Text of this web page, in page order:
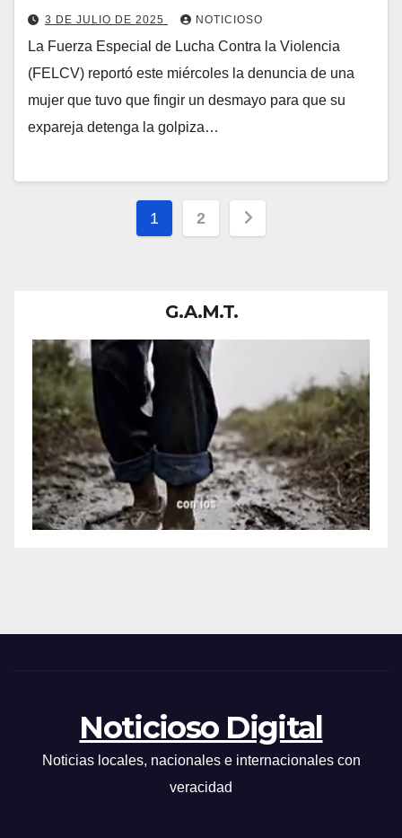
3 DE JULIO DE 2025 NOTICIOSO
La Fuerza Especial de Lucha Contra la Violencia
(FELCV) reportó este miércoles la denuncia de una
mujer que tuvo que fingir un desmayo para que su
expareja detenga la golpiza…
Paginación
1 2
G.A.M.T.
Noticioso Digital
Noticias locales, nacionales e internacionales con
veracidad